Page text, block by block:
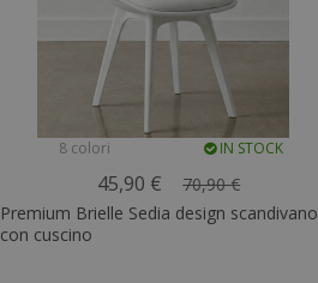
8 colori IN STOCK
45,90 €
70,90 €
Premium Brielle Sedia design scandivano
con cuscino